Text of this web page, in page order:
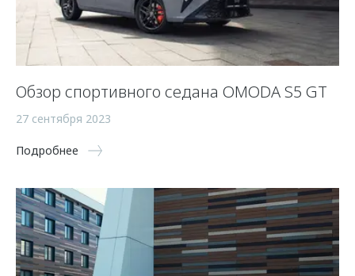
Обзор спортивного седана OMODA S5 GT
27 сентября 2023
Подробнее